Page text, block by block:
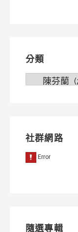
分類
社群網路
隨選專輯